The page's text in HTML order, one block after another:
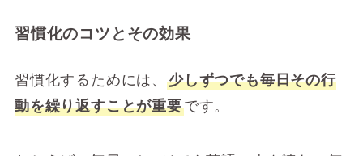
習慣化のコツとその効果
習慣化するためには、 少しずつでも毎日その行
動を繰り返すことが重要です。